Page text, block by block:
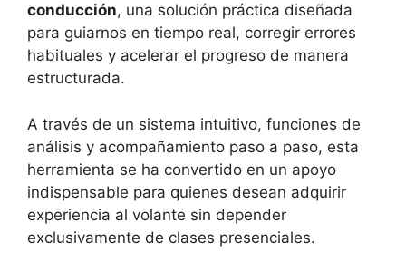
conducción, una solución práctica diseñada
para guiarnos en tiempo real, corregir errores
habituales y acelerar el progreso de manera
estructurada.
A través de un sistema intuitivo, funciones de
análisis y acompañamiento paso a paso, esta
herramienta se ha convertido en un apoyo
indispensable para quienes desean adquirir
experiencia al volante sin depender
exclusivamente de clases presenciales.